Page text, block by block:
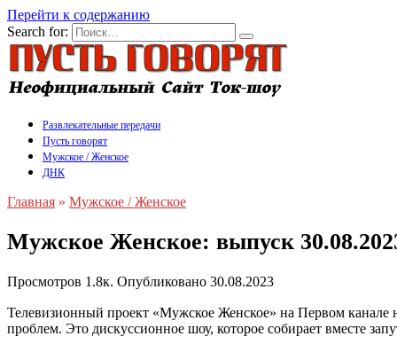
Перейти к содержанию
Search for:
Развлекательные передачи
Пусть говорят
Мужское / Женское
ДНК
Главная » Мужское / Женское
Мужское Женское: выпуск
Просмотров 1.8к. Опубликовано 30.08.2023
Телевизионный проект «Мужское Женское» на Первом канале
проблем. Это дискуссионное шоу, которое собирает вместе